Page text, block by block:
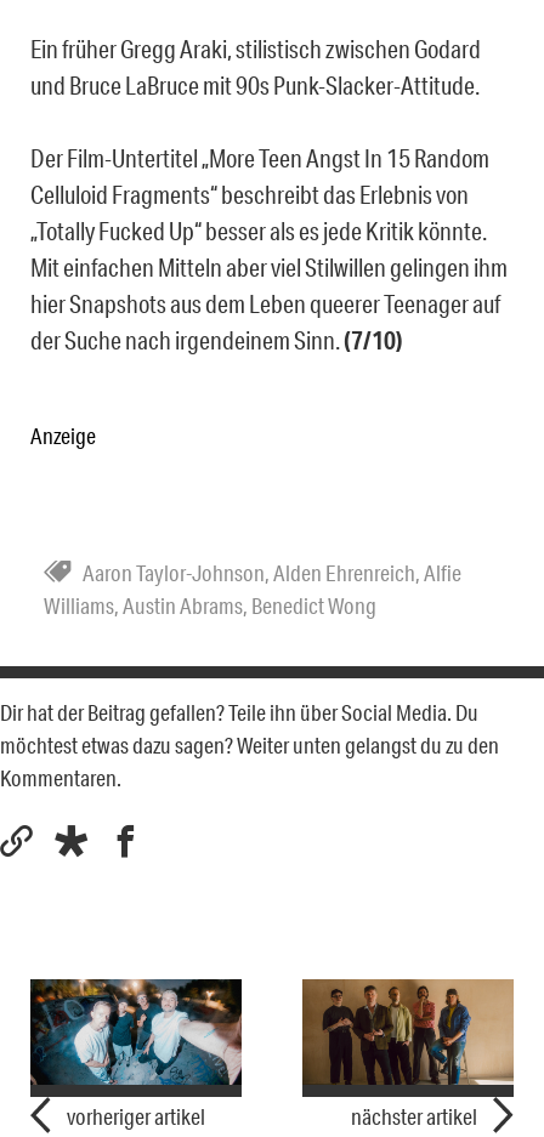
Ein früher Gregg Araki, stilistisch zwischen Godard
und Bruce LaBruce mit 90s Punk-Slacker-Attitude.
Der Film-Untertitel „More Teen Angst In 15 Random
Celluloid Fragments“ beschreibt das Erlebnis von
„Totally Fucked Up“ besser als es jede Kritik könnte.
Mit einfachen Mitteln aber viel Stilwillen gelingen ihm
hier Snapshots aus dem Leben queerer Teenager auf
der Suche nach irgendeinem Sinn.(7/10)
Anzeige
Aaron Taylor-Johnson,Alden Ehrenreich,Alfie
Williams,Austin Abrams, Benedict Wong
Dir hat der Beitrag gefallen? Teile ihn über Social Media. Du
möchtest etwas dazu sagen? Weiter unten gelangst du zu den
Kommentaren.
vorheriger artikel nächster artikel